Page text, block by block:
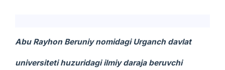
Abu Rayhon Beruniy nomidagi Urganch davlat
universiteti huzuridagi ilmiy daraja beruvchi